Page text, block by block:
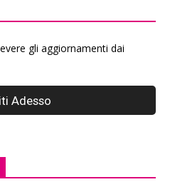
gli aggiornamenti dai